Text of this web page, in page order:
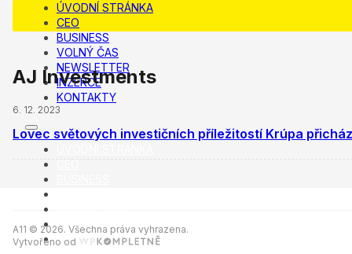
ÚVODNÍ STRÁNKA
CEO
BUSINESS
VOLNÝ ČAS
NEWSLETTER
INZERCE
KONTAKTY
CEO
INZERCE
KONTAKTY
AJ Investments
6. 12. 2023
Lovec světových investičních příležitostí Krúpa
A11 © 2026. Všechna práva vyhrazena.
Vytvořeno od